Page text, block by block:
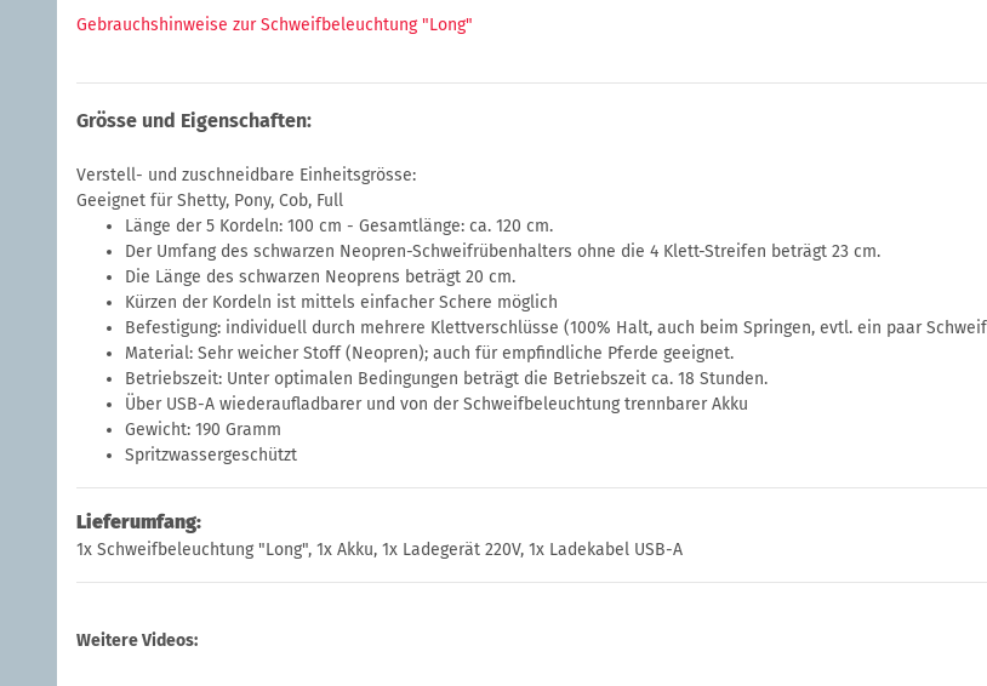
Gebrauchshinweise zur Schweifbeleuchtung "Long"
Grösse und Eigenschaften:
Verstell- und zuschneidbare Einheitsgrösse:
Geeignet für Shetty, Pony, Cob, Full
Länge der 5 Kordeln: 100 cm - Gesamtlänge: ca. 120 cm.
Der Umfang des schwarzen Neopren-Schweifrübenhalters ohne die 4 Klett-Streifen beträgt 23 cm.
Die Länge des schwarzen Neoprens beträgt 20 cm.
Kürzen der Kordeln ist mittels einfacher Schere möglich
Befestigung: individuell durch mehrere Klettverschlüsse (100% Halt, auch beim Springen, evtl. ein paar
Material: Sehr weicher Stoff (Neopren); auch für empfindliche Pferde geeignet.
Betriebszeit: Unter optimalen Bedingungen beträgt die Betriebszeit ca. 18 Stunden.
Über USB-A wiederaufladbarer und von der Schweifbeleuchtung trennbarer Akku
Gewicht: 190 Gramm
Spritzwassergeschützt
Lieferumfang:
1x Schweifbeleuchtung "Long", 1x Akku, 1x Ladegerät 220V, 1x Ladekabel USB-A
Weitere Videos: